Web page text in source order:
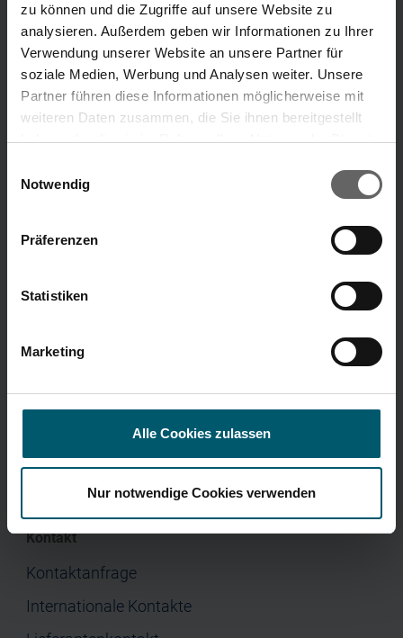
zu können und die Zugriffe auf unsere Website zu
analysieren. Außerdem geben wir Informationen zu Ihrer
Verwendung unserer Website an unsere Partner für
soziale Medien, Werbung und Analysen weiter. Unsere
Partner führen diese Informationen möglicherweise mit
weiteren Daten zusammen, die Sie ihnen bereitgestellt
haben oder die sie im Rahmen Ihrer Nutzung der Dienste
Cookies, wenn Sie unsere Webseite weiterhin nutzen.
Notwendig
Präferenzen
Statistiken
Marketing
Alle Cookies zulassen
Nur notwendige Cookies verwenden
Unsere Marken
„Unsere Ideen, die dein Leben leichter machen.“
Marke Leifheit Marke Soehnle
Home
Investor Relations
Jobs & Karriere
Kontakt
Kontaktanfrage
Internationale Kontakte
Suchvorschläge